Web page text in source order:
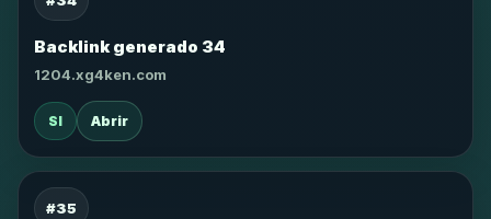
Backlink generado 34
1204.xg4ken.com
SI Abrir
#35